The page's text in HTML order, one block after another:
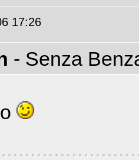
17:26
- Senza